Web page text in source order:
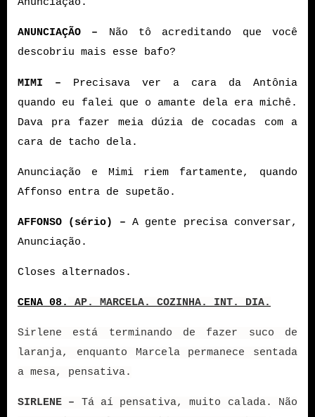
Anunciação.
ANUNCIAÇÃO – Não tô acreditando que você
descobriu mais esse bafo?
MIMI – Precisava ver a cara da Antônia
quando eu falei que o amante dela era michê.
Dava pra fazer meia dúzia de cocadas com a
cara de tacho dela.
Anunciação e Mimi riem fartamente, quando
Affonso entra de supetão.
AFFONSO (sério) – A gente precisa conversar,
Anunciação.
Closes alternados.
CENA 08. AP. MARCELA. COZINHA. INT. DIA.
Sirlene está terminando de fazer suco de
laranja, enquanto Marcela permanece sentada
a mesa, pensativa.
SIRLENE – Tá aí pensativa, muito calada. Não